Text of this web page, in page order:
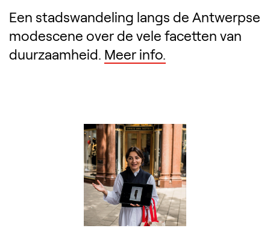
Een stadswandeling langs de Antwerpse
modescene over de vele facetten van
duurzaamheid. Meer info.